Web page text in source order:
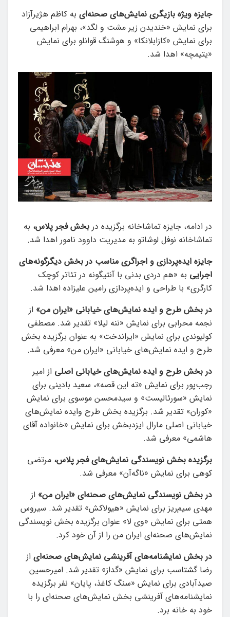
جایزه ویژه بازیگری نمایش‌های صحنه‌ای به کاظم هژیرآزاد
برای نمایش «خندیدن زیر مشت و لگد»، بهرام ابراهیمی
برای نمایش «کازابلانکا» و هوشنگ قوانلو برای نمایش
«یتیمچه» اهدا شد.
در ادامه، جایزه تماشاخانه برگزیده در بخش فجر پلاس، به
تماشاخانه نوفل لوشاتو به مدیریت داوود نامور اهدا شد.
جایزه ایده‌پردازی و اجراگری مناسب در بخش دیگرگونه‌های
اجرایی به «هم دردی بدنی با آنتیگونه در تئاتر کوچک
کارگری» با طراحی و ایده‌پردازی رامین علیزاده اهدا شد.
در بخش طرح و ایده نمایش‌های خیابانی «ایران من» از
نجمه محرابی برای نمایش «ننه لیلا» تقدیر شد. مصطفی
کولیوندی برای نمایش «ایراندخت» به عنوان برگزیده بخش
طرح و ایده نمایش‌های خیابانی «ایران من» معرفی شد.
در بخش طرح و ایده نمایش‌های خیابانی اصلی از امیر
رجب‌پور برای نمایش «ته این قصه»، سعید بادینی برای
نمایش «سورئالیست» و سیدمحسن موسوی برای نمایش
«کوران» تقدیر شد. برگزیده بخش طرح وایده نمایش‌های
خیابانی اصلی مارال ایزدبخش برای نمایش «خانواده آقای
هاشمی» معرفی شد.
برگزیده بخش نویسندگی نمایش‌های فجر پلاس، مرتضی
کوهی برای نمایش «ناگه‌آن» معرفی شد.
در بخش نویسندگی نمایش‌های صحنه‌ای «ایران من» از
مهدی سیم‌ریز برای نمایش «هیولاکش» تقدیر شد. سیروس
همتی برای نمایش «وی لا» عنوان برگزیده بخش نویسندگی
نمایش‌های صحنه‌ای ایران من را از آن خود کرد.
در بخش نمایشنامه‌های آفرینشی نمایش‌های صحنه‌ای از
رضا گشتاسب برای نمایش «گداز» تقدیر شد. امیرحسین
صیدآبادی برای نمایش «سنگ کاغذ، پایان» نفر برگزیده
نمایشنامه‌های آفرینشی بخش نمایش‌های صحنه‌ای را با
خود به خانه برد.